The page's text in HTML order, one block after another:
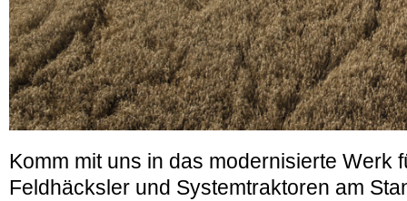
Komm mit uns in das modernisierte Werk
Feldhäcksler und Systemtraktoren am